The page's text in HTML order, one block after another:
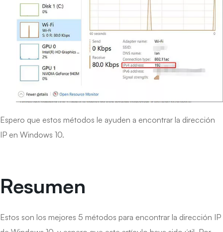
Espero que estos métodos le ayuden a encontrar la dirección
IP en Windows 10.
Resumen
Estos son los mejores 5 métodos para encontrar la dirección IP